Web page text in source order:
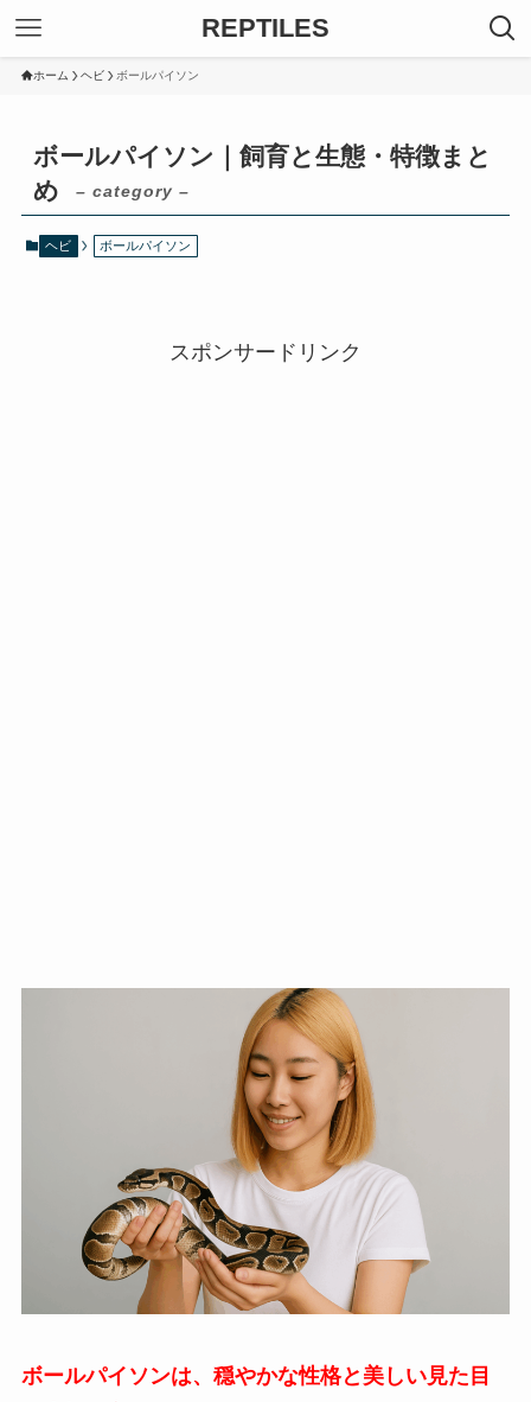
REPTILES
ホーム ヘビ ボールパイソン
ボールパイソン｜飼育と生態・特徴まと
め
– category –
ヘビ ボールパイソン
スポンサードリンク
ボールパイソンは、穏やかな性格と美しい見た目